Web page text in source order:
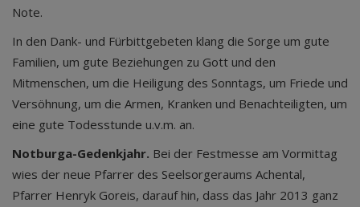
Note.
In den Dank- und Fürbittgebeten klang die Sorge um gute
Familien, um gute Beziehungen zu Gott und den
Mitmenschen, um die Heiligung des Sonntags, um Friede und
Versöhnung, um die Armen, Kranken und Benachteiligten, um
eine gute Todesstunde u.v.m. an.
Notburga-Gedenkjahr. Bei der Festmesse am Vormittag
wies der neue Pfarrer des Seelsorgeraums Achental,
Pfarrer Henryk Goreis, darauf hin, dass das Jahr 2013 ganz